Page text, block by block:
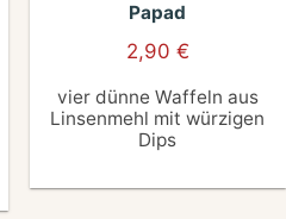
Papad
2,90 €
vier dünne Waffeln aus
Linsenmehl mit würzigen
Dips